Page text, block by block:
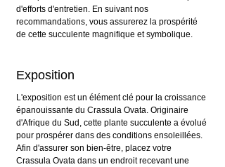
d'efforts d'entretien. En suivant nos
recommandations, vous assurerez la prospérité
de cette succulente magnifique et symbolique.
Exposition
L'exposition est un élément clé pour la croissance
épanouissante du Crassula Ovata. Originaire
d'Afrique du Sud, cette plante succulente a évolué
pour prospérer dans des conditions ensoleillées.
Afin d'assurer son bien-être, placez votre
Crassula Ovata dans un endroit recevant une